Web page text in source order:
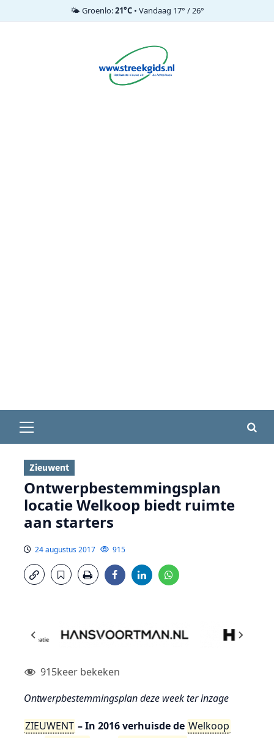
🌤️ Groenlo:21°C• Vandaag 17° / 26°
menu
Zieuwent
Ontwerpbestemmingsplan
locatie Welkoop biedt ruimte
aan starters
24 augustus 2017 915
915keer bekeken
Ontwerpbestemmingsplan deze week ter inzage
ZIEUWENT – In 2016 verhuisde de Welkoop